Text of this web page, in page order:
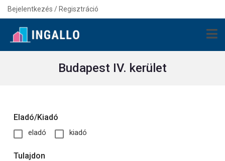
Bejelentkezés / Regisztráció
Budapest IV. kerület
Eladó/Kiadó
eladó kiadó
Tulajdon